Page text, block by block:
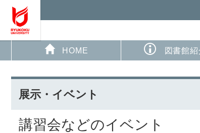
HOME 図書館紹
展示・イベント
講習会などのイベント